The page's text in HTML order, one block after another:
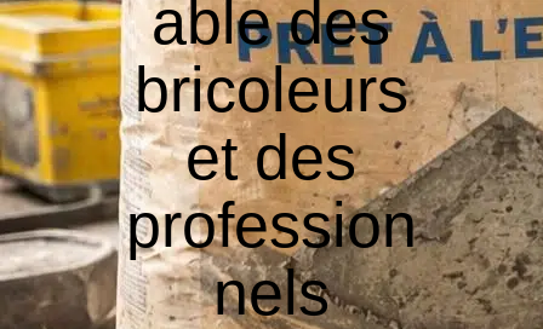
able des
bricoleurs
et des
profession
nels